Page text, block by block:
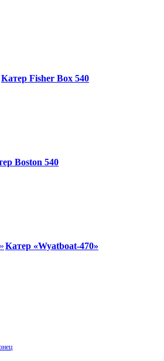
Катер Fisher Box 540
Boston 540
Катер «Wyatboat-470»